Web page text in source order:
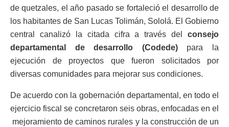
de quetzales, el año pasado se fortaleció el desarrollo de
los habitantes de San Lucas Tolimán, Sololá. El Gobierno
central canalizó la citada cifra a través del consejo
departamental de desarrollo (Codede)para la
ejecución de proyectos que fueron solicitados por
diversas comunidades para mejorar sus condiciones.
De acuerdo con la gobernación departamental, en todo el
ejercicio fiscal se concretaron seis obras, enfocadas en el
mejoramiento de caminos rurales y la construcción de un